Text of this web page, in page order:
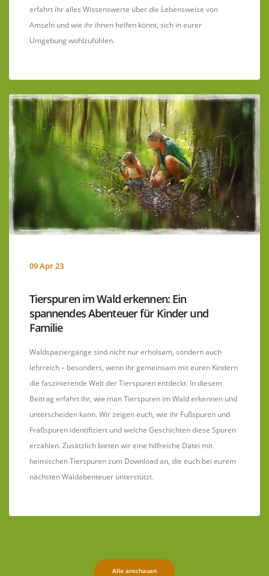
erfahrt ihr alles Wissenswerte über die Lebensweise von
Amseln und wie ihr ihnen helfen könnt, sich in eurer
Umgebung wohlzufühlen.
09 Apr 23
Tierspuren im Wald erkennen: Ein
spannendes Abenteuer für Kinder und
Familie
Waldspaziergänge sind nicht nur erholsam, sondern auch
lehrreich – besonders, wenn ihr gemeinsam mit euren Kindern
die faszinierende Welt der Tierspuren entdeckt. In diesem
Beitrag erfahrt ihr, wie man Tierspuren im Wald erkennen und
unterscheiden kann. Wir zeigen euch, wie ihr Fußspuren und
Fraßspuren identifiziert und welche Geschichten diese Spuren
erzählen. Zusätzlich bieten wir eine hilfreiche Datei mit
heimischen Tierspuren zum Download an, die euch bei eurem
nächsten Waldabenteuer unterstützt.
Alle anschauen